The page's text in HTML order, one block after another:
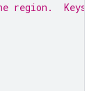
Keys